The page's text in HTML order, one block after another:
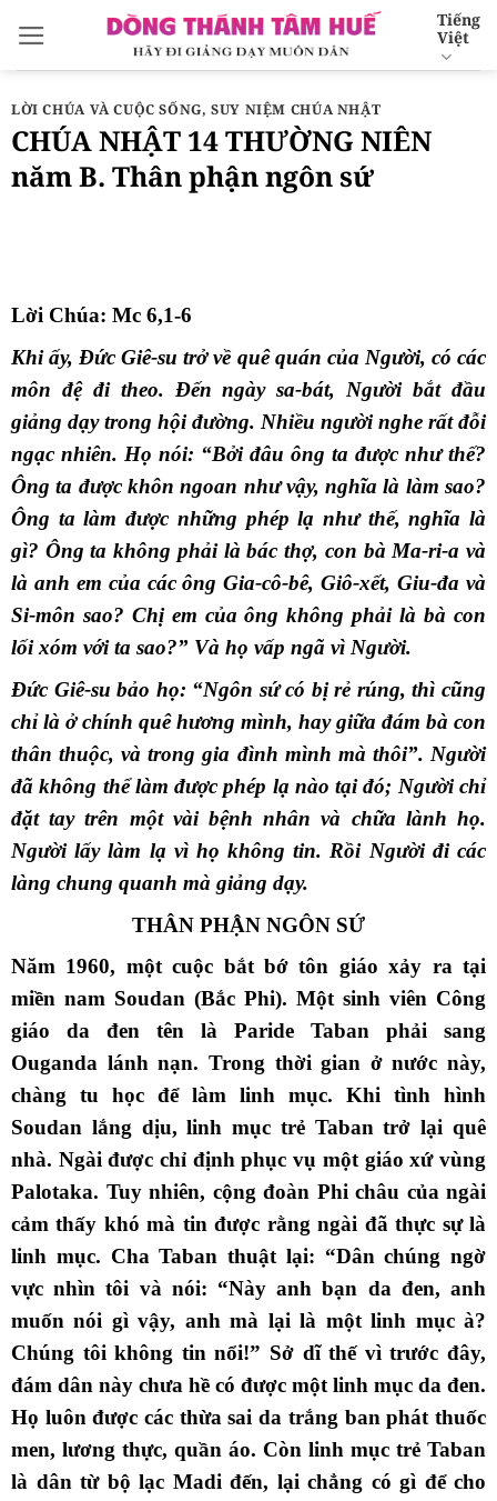
qua
nội
dung
Tiếng
Việt
LỜI CHÚA VÀ CUỘC SỐNG,SUY NIỆM CHÚA NHẬT
CHÚA NHẬT 14 THƯỜNG NIÊN
năm B. Thân phận ngôn sứ
Lời Chúa: Mc 6,1-6
Khi ấy, Đức Giê-su trở về quê quán của Người, có các
môn đệ đi theo. Đến ngày sa-bát, Người bắt đầu
giảng dạy trong hội đường. Nhiều người nghe rất đỗi
ngạc nhiên. Họ nói: “Bởi đâu ông ta được như thế?
Ông ta được khôn ngoan như vậy, nghĩa là làm sao?
Ông ta làm được những phép lạ như thế, nghĩa là
gì? Ông ta không phải là bác thợ, con bà Ma-ri-a và
là anh em của các ông Gia-cô-bê, Giô-xết, Giu-đa và
Si-môn sao? Chị em của ông không phải là bà con
lối xóm với ta sao?” Và họ vấp ngã vì Người.
Đức Giê-su bảo họ: “Ngôn sứ có bị rẻ rúng, thì cũng
chỉ là ở chính quê hương mình, hay giữa đám bà con
thân thuộc, và trong gia đình mình mà thôi”. Người
đã không thể làm được phép lạ nào tại đó; Người chỉ
đặt tay trên một vài bệnh nhân và chữa lành họ.
Người lấy làm lạ vì họ không tin. Rồi Người đi các
làng chung quanh mà giảng dạy.
THÂN PHẬN NGÔN SỨ
Năm 1960, một cuộc bắt bớ tôn giáo xảy ra tại
miền nam Soudan (Bắc Phi). Một sinh viên Công
giáo da đen tên là Paride Taban phải sang
Ouganda lánh nạn. Trong thời gian ở nước này,
chàng tu học để làm linh mục. Khi tình hình
Soudan lắng dịu, linh mục trẻ Taban trở lại quê
nhà. Ngài được chỉ định phục vụ một giáo xứ vùng
Palotaka. Tuy nhiên, cộng đoàn Phi châu của ngài
cảm thấy khó mà tin được rằng ngài đã thực sự là
linh mục. Cha Taban thuật lại: “Dân chúng ngờ
vực nhìn tôi và nói: “Này anh bạn da đen, anh
muốn nói gì vậy, anh mà lại là một linh mục à?
Chúng tôi không tin nổi!” Sở dĩ thế vì trước đây,
đám dân này chưa hề có được một linh mục da đen.
Họ luôn được các thừa sai da trắng ban phát thuốc
men, lương thực, quần áo. Còn linh mục trẻ Taban
là dân từ bộ lạc Madi đến, lại chẳng có gì để cho